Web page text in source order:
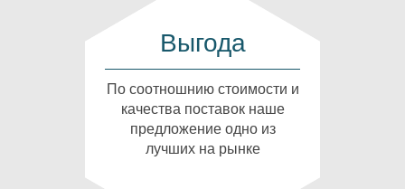
Выгода
По соотношнию стоимости и
качества поставок наше
предложение одно из
лучших на рынке